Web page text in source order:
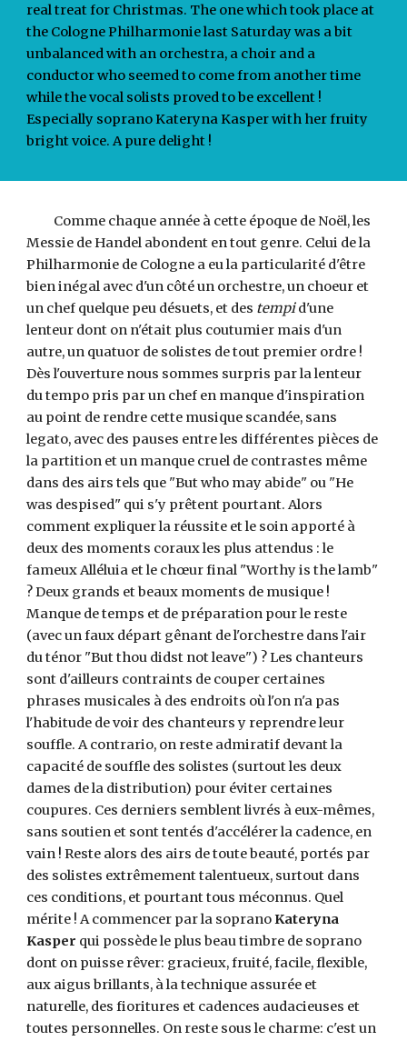
real treat for Christmas. The one which took place at
the Cologne Philharmonie last Saturday was a bit
unbalanced with an orchestra, a choir and a
conductor who seemed to come from another time
while the vocal solists proved to be excellent !
Especially soprano Kateryna Kasper with her fruity
bright voice. A pure delight !
Comme chaque année à cette époque de Noël, les
Messie de Handel abondent en tout genre. Celui de la
Philharmonie de Cologne a eu la particularité d'être
bien inégal avec d'un côté un orchestre, un choeur et
un chef quelque peu désuets, et des tempid'une
lenteur dont on n'était plus coutumier mais d'un
autre, un quatuor de solistes de tout premier ordre !
Dès l'ouverture nous sommes surpris par la lenteur
du tempo pris par un chef en manque d'inspiration
au point de rendre cette musique scandée, sans
legato, avec des pauses entre les différentes pièces de
la partition et un manque cruel de contrastes même
dans des airs tels que "But who may abide" ou "He
was despised" qui s'y prêtent pourtant. Alors
comment expliquer la réussite et le soin apporté à
deux des moments coraux les plus attendus : le
fameux Alléluia et le chœur final "Worthy is the lamb"
? Deux grands et beaux moments de musique !
Manque de temps et de préparation pour le reste
(avec un faux départ gênant de l'orchestre dans l'air
du ténor "But thou didst not leave") ? Les chanteurs
sont d'ailleurs contraints de couper certaines
phrases musicales à des endroits où l'on n'a pas
l'habitude de voir des chanteurs y reprendre leur
souffle. A contrario, on reste admiratif devant la
capacité de souffle des solistes (surtout les deux
dames de la distribution) pour éviter certaines
coupures. Ces derniers semblent livrés à eux-mêmes,
sans soutien et sont tentés d'accélérer la cadence, en
vain ! Reste alors des airs de toute beauté, portés par
des solistes extrêmement talentueux, surtout dans
ces conditions, et pourtant tous méconnus. Quel
mérite ! A commencer par la sopranoKateryna
Kasper qui possède le plus beau timbre de soprano
dont on puisse rêver: gracieux, fruité, facile, flexible,
aux aigus brillants, à la technique assurée et
naturelle, des fioritures et cadences audacieuses et
toutes personnelles. On reste sous le charme: c'est un